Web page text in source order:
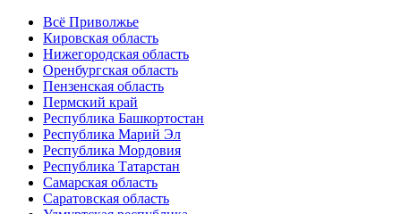
Всё Приволжье
Кировская область
Нижегородская область
Оренбургская область
Пензенская область
Пермский край
Республика Башкортостан
Республика Марий Эл
Республика Мордовия
Республика Татарстан
Самарская область
Саратовская область